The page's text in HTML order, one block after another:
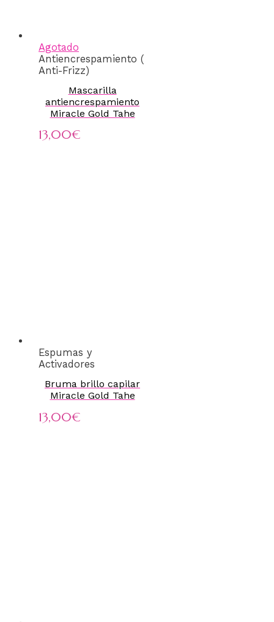
Agotado
Antiencrespamiento (
Anti-Frizz)
Mascarilla
antiencrespamiento
Miracle Gold Tahe
13,00€
Espumas y
Activadores
Bruma brillo capilar
Miracle Gold Tahe
13,00€